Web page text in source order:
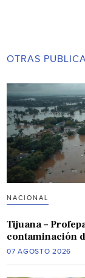
OTRAS
NACIONAL
Tijuana –
contaminación
07 AGOSTO 2026